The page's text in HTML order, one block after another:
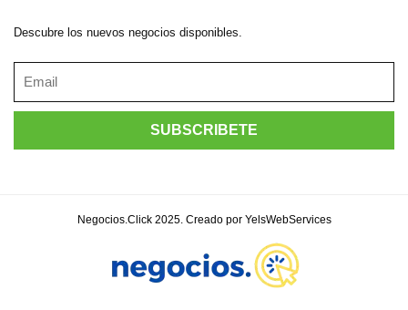
Descubre los nuevos negocios disponibles.
Negocios.Click 2025. Creado por YelsWebServices